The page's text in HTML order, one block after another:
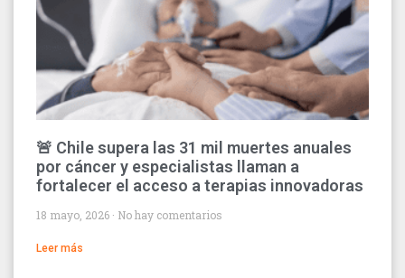
🚨 Chile supera las 31 mil muertes anuales
por cáncer y especialistas llaman a
fortalecer el acceso a terapias innovadoras
18 mayo, 2026 No hay comentarios
Leer más